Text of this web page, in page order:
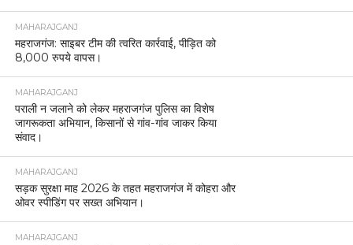
MAHARAJGANJ
महराजगंज: साइबर टीम की त्वरित कार्रवाई, पीड़ित को
8,000 रुपये वापस।
MAHARAJGANJ
पराली न जलाने को लेकर महराजगंज पुलिस का विशेष
जागरूकता अभियान, किसानों से गांव-गांव जाकर किया
संवाद।
MAHARAJGANJ
सड़क सुरक्षा माह 2026 के तहत महराजगंज में कोहरा और
ओवर स्पीडिंग पर सख्त अभियान।
MAHARAJGANJ